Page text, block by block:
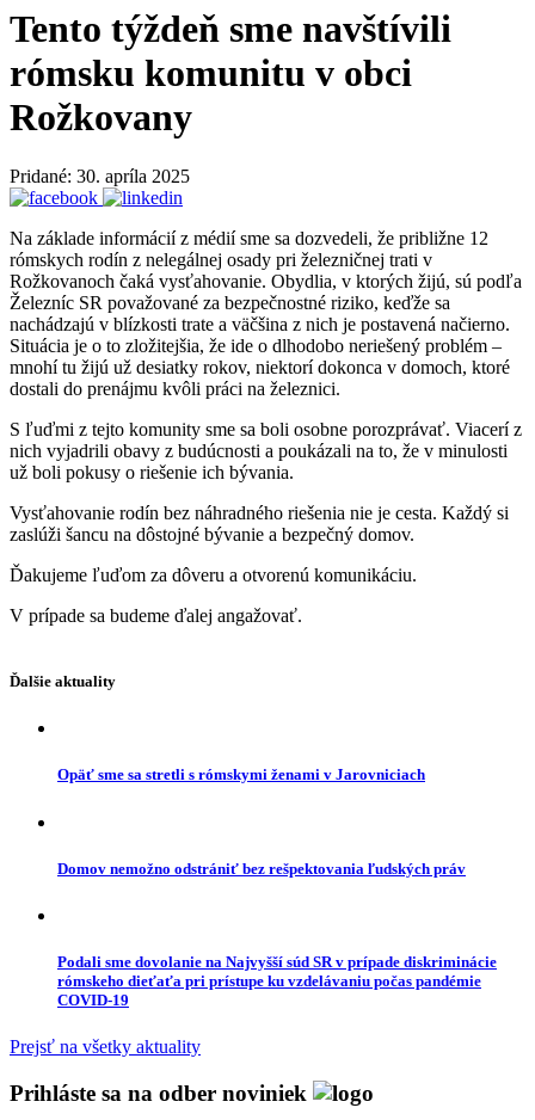
Tento týždeň sme navštívili
rómsku komunitu v obci
Rožkovany
Pridané: 30. apríla 2025
Na základe informácií z médií sme sa dozvedeli, že približne 12
rómskych rodín z nelegálnej osady pri železničnej trati v
Rožkovanoch čaká vysťahovanie. Obydlia, v ktorých žijú, sú podľa
Železníc SR považované za bezpečnostné riziko, keďže sa
nachádzajú v blízkosti trate a väčšina z nich je postavená načierno.
Situácia je o to zložitejšia, že ide o dlhodobo neriešený problém –
mnohí tu žijú už desiatky rokov, niektorí dokonca v domoch, ktoré
dostali do prenájmu kvôli práci na železnici.
S ľuďmi z tejto komunity sme sa boli osobne porozprávať. Viacerí z
nich vyjadrili obavy z budúcnosti a poukázali na to, že v minulosti
už boli pokusy o riešenie ich bývania.
Vysťahovanie rodín bez náhradného riešenia nie je cesta. Každý si
zaslúži šancu na dôstojné bývanie a bezpečný domov.
Ďakujeme ľuďom za dôveru a otvorenú komunikáciu.
V prípade sa budeme ďalej angažovať.
Ďalšie aktuality
Opäť sme sa stretli s rómskymi ženami v Jarovniciach
Domov nemožno odstrániť bez rešpektovania ľudských práv
Podali sme dovolanie na Najvyšší súd SR v prípade diskriminácie
rómskeho dieťaťa pri prístupe ku vzdelávaniu počas pandémie
COVID-19
Prejsť na všetky aktuality
Prihláste sa na odber noviniek